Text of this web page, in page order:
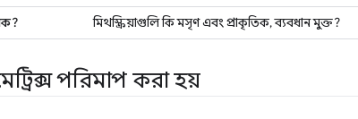
মিথস্ক্রিয়াগুলি কি মসৃণ এবং প্রাকৃতিক, ব্যবধান মুক্ত?
পরিমাপ করা হয়